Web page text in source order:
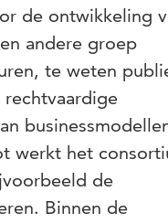
de ontwikkeling
andere groep
te weten
werkt het
de
Binnen de